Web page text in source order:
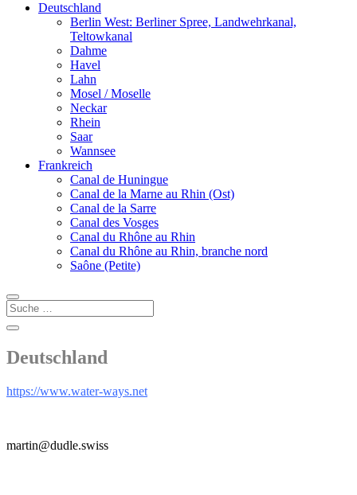
Deutschland
Berlin West: Berliner Spree, Landwehrkanal,
Teltowkanal
Dahme
Havel
Lahn
Mosel / Moselle
Neckar
Rhein
Saar
Wannsee
Frankreich
Canal de Huningue
Canal de la Marne au Rhin (Ost)
Canal de la Sarre
Canal des Vosges
Canal du Rhône au Rhin
Canal du Rhône au Rhin, branche nord
Saône (Petite)
Deutschland
https://www.water-ways.net
martin@dudle.swiss